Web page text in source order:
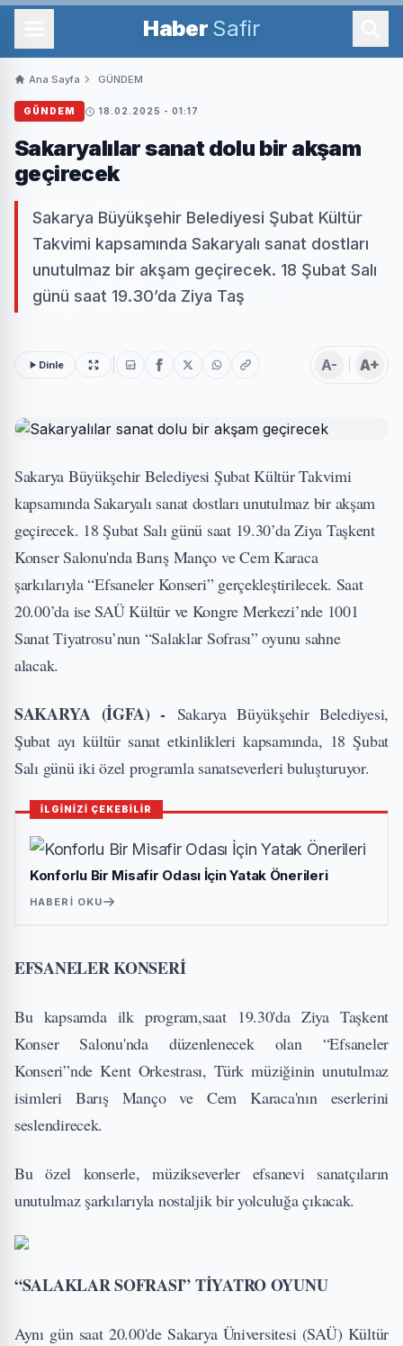
Haber Safir
Ana Sayfa GÜNDEM
GÜNDEM 18.02.2025 - 01:17
Sakaryalılar sanat dolu bir akşam
geçirecek
Sakarya Büyükşehir Belediyesi Şubat Kültür
Takvimi kapsamında Sakaryalı sanat dostları
unutulmaz bir akşam geçirecek. 18 Şubat Salı
günü saat 19.30’da Ziya Taş
Dinle A- A+
Sakarya Büyükşehir Belediyesi Şubat Kültür Takvimi
kapsamında Sakaryalı sanat dostları unutulmaz bir akşam
geçirecek. 18 Şubat Salı günü saat 19.30’da Ziya Taşkent
Konser Salonu'nda Barış Manço ve Cem Karaca
şarkılarıyla “Efsaneler Konseri” gerçekleştirilecek. Saat
20.00’da ise SAÜ Kültür ve Kongre Merkezi’nde 1001
Sanat Tiyatrosu’nun “Salaklar Sofrası” oyunu sahne
alacak.
SAKARYA (İGFA) - Sakarya Büyükşehir Belediyesi,
Şubat ayı kültür sanat etkinlikleri kapsamında, 18 Şubat
Salı günü iki özel programla sanatseverleri buluşturuyor.
İLGİNİZİ ÇEKEBİLİR
Konforlu Bir Misafir Odası İçin Yatak Önerileri
HABERI OKU
EFSANELER KONSERİ
Bu kapsamda ilk program,saat 19.30'da Ziya Taşkent
Konser Salonu'nda düzenlenecek olan “Efsaneler
Konseri”nde Kent Orkestrası, Türk müziğinin unutulmaz
isimleri Barış Manço ve Cem Karaca'nın eserlerini
seslendirecek.
Bu özel konserle, müzikseverler efsanevi sanatçıların
unutulmaz şarkılarıyla nostaljik bir yolculuğa çıkacak.
“SALAKLAR SOFRASI” TİYATRO OYUNU
Aynı gün saat 20.00'de Sakarya Üniversitesi (SAÜ) Kültür